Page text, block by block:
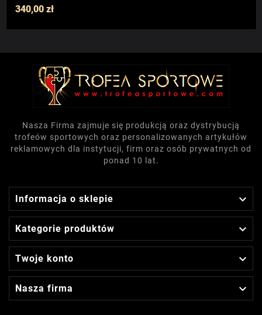
340,00 zł
Nasza Firma zajmuje się produkcją oraz dystrybucją
trofeów sportowych oraz personalizowanych artykułów
reklamowych dla instytucji, firm oraz osób prywatnych od
ponad 10 lat.
Informacja o sklepie 
Kategorie produktów 
Twoje konto 
Nasza firma 